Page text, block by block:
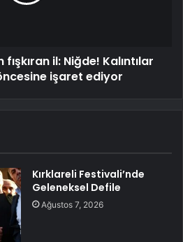
il: Niğde! Kalıntılar
işaret ediyor
Kırklareli Festivali’nde
Geleneksel Defile
Ağustos 7, 2026